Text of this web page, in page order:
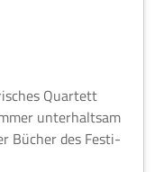
Quar­tett
unter­halt­sam
Bücher des Festi­